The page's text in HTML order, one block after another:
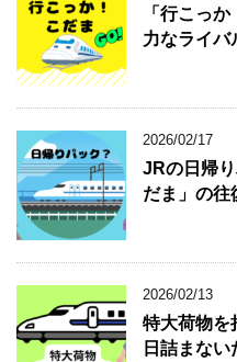
「行こっ
力なライバ
2026/02/17
JRの日帰
だま」の往
2026/02/13
特大荷物を
日詰まな